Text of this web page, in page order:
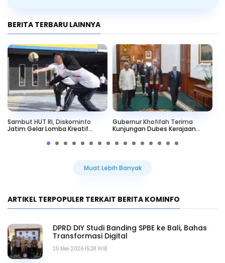
BERITA TERBARU LAINNYA
Sambut HUT RI, Diskominfo
Jatim Gelar Lomba Kreatif
Gubernur Khofifah Terima
Kunjungan Dubes Kerajaan
Muat Lebih Banyak
ARTIKEL TERPOPULER TERKAIT BERITA KOMINFO
25 Mei 2026 15.28 WIB
DPRD DIY Studi Banding SPBE ke Bali, Bahas
Transformasi Digital